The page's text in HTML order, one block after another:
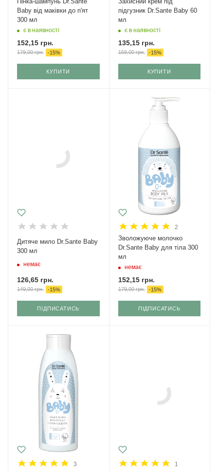
Baby від маківки до п'ят
300 мл
є в наявності
152,15 грн.
179,00грн. -15%
КУПИТИ
підгузник Dr.Sante Baby 60
мл
є в наявності
135,15грн.
159,00грн. -15%
КУПИТИ
Дитяче мило Dr.Sante Baby
300 мл
немає
126,65 грн.
149,00грн. -15%
ПІДПИСАТИСЬ
2
Зволожуюче молочко
Dr.Sante Baby для тіла 300
мл
немає
152,15грн.
179,00грн. -15%
ПІДПИСАТИСЬ
3 1